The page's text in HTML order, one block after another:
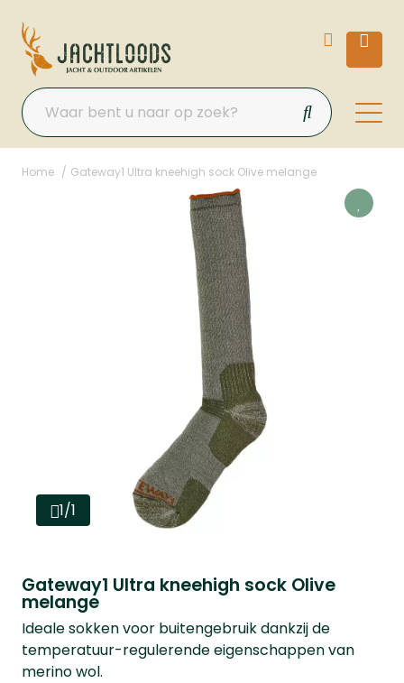
Home Gateway1 Ultra kneehigh sock Olive melange
1/1
Gateway1 Ultra kneehigh sock Olive
melange
Ideale sokken voor buitengebruik dankzij de
temperatuur-regulerende eigenschappen van
merino wol.